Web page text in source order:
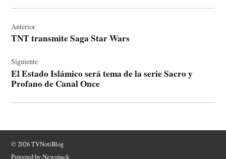
de
entradas
Anterior
TNT transmite Saga Star Wars
Siguiente
El Estado Islámico será tema de la serie Sacro y
Profano de Canal Once
© 2026 TVNotiBlog
Powered by Newspack